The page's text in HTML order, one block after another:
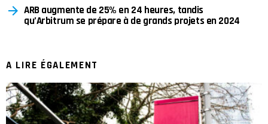
ARB augmente de 25% en 24 heures, tandis
qu’Arbitrum se prépare à de grands projets en 2024
A LIRE ÉGALEMENT